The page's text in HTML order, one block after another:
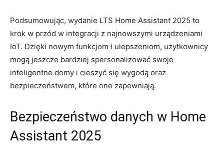
Podsumowując, wydanie LTS Home Assistant 2025 to
krok w ‍przód ​w integracji z najnowszymi urządzeniami
IoT. Dzięki nowym funkcjom i ulepszeniom, użytkownicy
mogą jeszcze ⁢bardziej spersonalizować swoje
inteligentne​ domy i cieszyć się wygodą oraz
bezpieczeństwem, ‌które one zapewniają.
Bezpieczeństwo danych ⁤w​ Home
Assistant 2025